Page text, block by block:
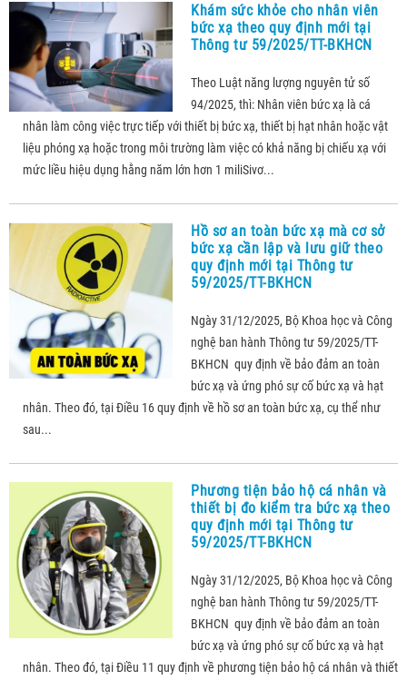
Khám sức khỏe cho nhân viên
bức xạ theo quy định mới tại
Thông tư 59/2025/TT-BKHCN
Theo Luật năng lượng nguyên tử số
94/2025, thì: Nhân viên bức xạ là cá
nhân làm công việc trực tiếp với thiết bị bức xạ, thiết bị hạt nhân hoặc vật
liệu phóng xạ hoặc trong môi trường làm việc có khả năng bị chiếu xạ với
mức liều hiệu dụng hằng năm lớn hơn 1 miliSivơ...
Hồ sơ an toàn bức xạ mà cơ sở
bức xạ cần lập và lưu giữ theo
quy định mới tại Thông tư
59/2025/TT-BKHCN
Ngày 31/12/2025, Bộ Khoa học và Công
nghệ ban hành Thông tư 59/2025/TT-
BKHCN quy định về bảo đảm an toàn
bức xạ và ứng phó sự cố bức xạ và hạt
nhân. Theo đó, tại Điều 16 quy định về hồ sơ an toàn bức xạ, cụ thể như
sau...
Phương tiện bảo hộ cá nhân và
thiết bị đo kiểm tra bức xạ theo
quy định mới tại Thông tư
59/2025/TT-BKHCN
Ngày 31/12/2025, Bộ Khoa học và Công
nghệ ban hành Thông tư 59/2025/TT-
BKHCN quy định về bảo đảm an toàn
bức xạ và ứng phó sự cố bức xạ và hạt
nhân. Theo đó, tại Điều 11 quy định về phương tiện bảo hộ cá nhân và thiết